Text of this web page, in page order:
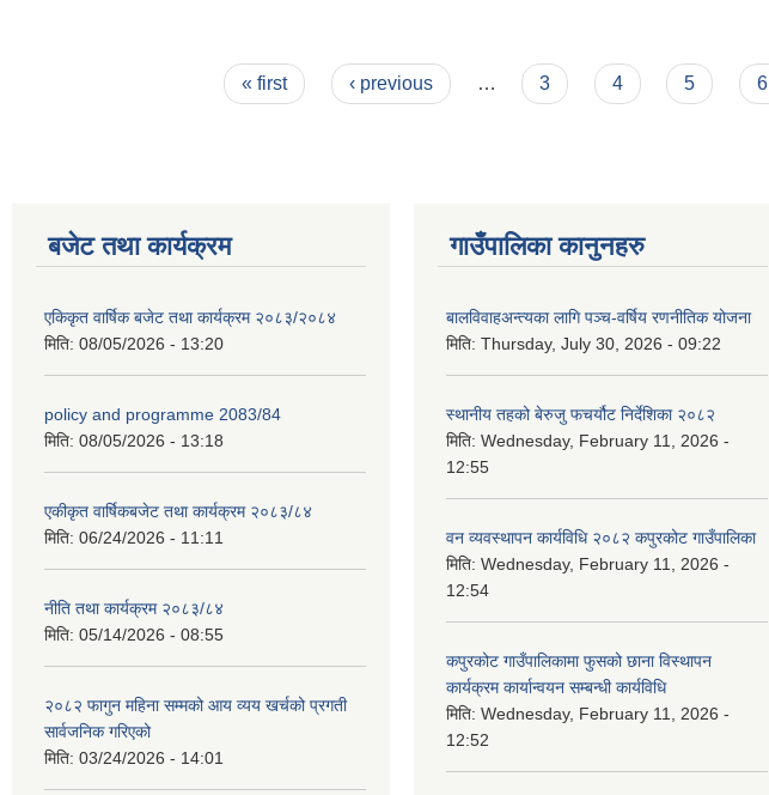
« first ‹ previous … 3 4 5 6
बजेट तथा कार्यक्रम
एकिकृत वार्षिक बजेट तथा कार्यक्रम २०८३/२०८४
मिति: 08/05/2026 - 13:20
policy and programme 2083/84
मिति: 08/05/2026 - 13:18
एकीकृत वार्षिकबजेट तथा कार्यक्रम २०८३/८४
मिति: 06/24/2026 - 11:11
नीति तथा कार्यक्रम २०८३/८४
मिति: 05/14/2026 - 08:55
२०८२ फागुन महिना सम्मको आय व्यय खर्चको प्रगती
सार्वजनिक गरिएको
मिति: 03/24/2026 - 14:01
गाउँपालिका कानुनहरु
बालविवाहअन्त्यका लागि पञ्च-वर्षिय रणनीतिक योजना
मिति: Thursday, July 30, 2026 - 09:22
स्थानीय तहको बेरुजु फचर्यौट निर्देशिका २०८२
मिति: Wednesday, February 11, 2026 -
12:55
वन व्यवस्थापन कार्यविधि २०८२ कपुरकोट गाउँपालिका
मिति: Wednesday, February 11, 2026 -
12:54
कपुरकोट गाउँपालिकामा फुसको छाना विस्थापन
कार्यक्रम कार्यान्वयन सम्बन्धी कार्यविधि
मिति: Wednesday, February 11, 2026 -
12:52